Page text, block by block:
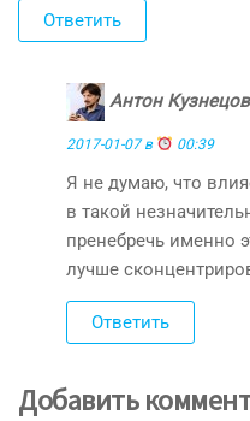
Ответить
Антон Кузнецов
2017-01-07 в 00:39
Я не думаю, что
в такой
пренебречь именно
лучше
Ответить
Добавить